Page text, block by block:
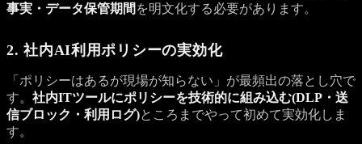
事実・データ保管期間 を明文化する必要があります。
2. 社内AI利用ポリシーの実効化
「ポリシーはあるが現場が知らない」が最頻出の落とし穴で
す。 社内ITツールにポリシーを技術的に組み込む(DLP・送
信ブロック・利用ログ)ところまでやって初めて実効化しま
す。